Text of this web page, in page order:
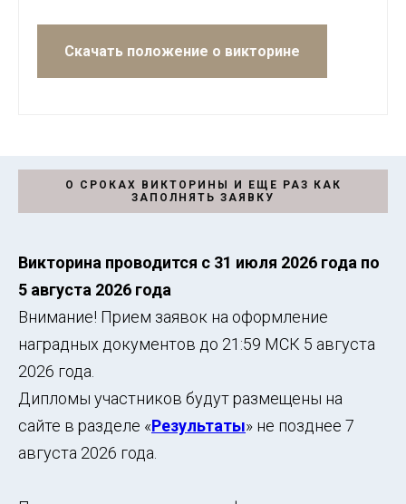
Скачать положение о викторине
О СРОКАХ ВИКТОРИНЫ И ЕЩЕ РАЗ КАК
ЗАПОЛНЯТЬ ЗАЯВКУ
Викторина проводится с 31 июля 2026 года по
5 августа 2026 года
Внимание! Прием заявок на оформление
наградных документов до 21:59 МСК 5 августа
2026 года.
Дипломы участников будут размещены на
сайте в разделе «Результаты» не позднее 7
августа 2026 года.